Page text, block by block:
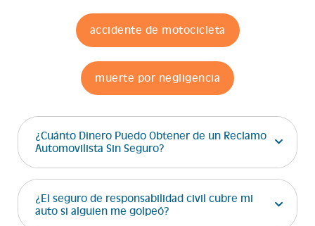
accidente de motocicleta
muerte por negligencia
¿Cuánto Dinero Puedo Obtener de un Reclamo
Automovilista Sin Seguro?
¿El seguro de responsabilidad civil cubre mi
auto si alguien me golpeó?